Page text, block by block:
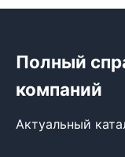
Полный
компаний
Актуальный